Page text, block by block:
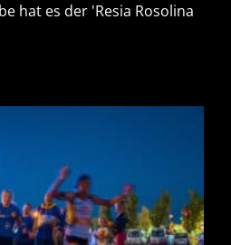
hat es der 'Resia Rosolina
RELAY,
BEREITS
DIE AUSGABE